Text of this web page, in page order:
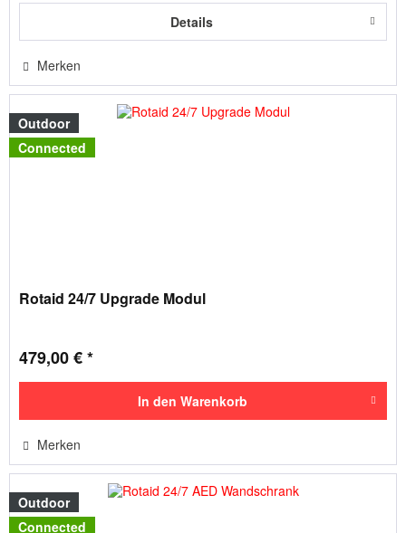
Details
Merken
Outdoor
Connected
Rotaid 24/7 Upgrade Modul
479,00 € *
In den Warenkorb
Merken
Outdoor
Connected